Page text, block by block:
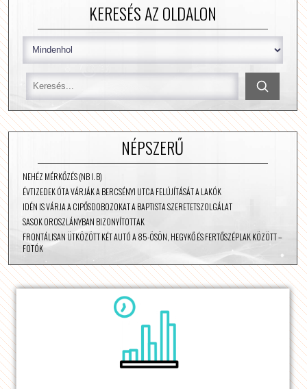
KERESÉS AZ OLDALON
NÉPSZERŰ
NEHÉZ MÉRKŐZÉS (NB I. B)
ÉVTIZEDEK ÓTA VÁRJÁK A BERCSÉNYI UTCA FELÚJÍTÁSÁT A LAKÓK
IDÉN IS VÁRJA A CIPŐSDOBOZOKAT A BAPTISTA SZERETETSZOLGÁLAT
SASOK OROSZLÁNYBAN BIZONYÍTOTTAK
FRONTÁLISAN ÜTKÖZÖTT KÉT AUTÓ A 85-ÖSÖN, HEGYKŐ ÉS FERTŐSZÉPLAK KÖZÖTT –
FOTÓK